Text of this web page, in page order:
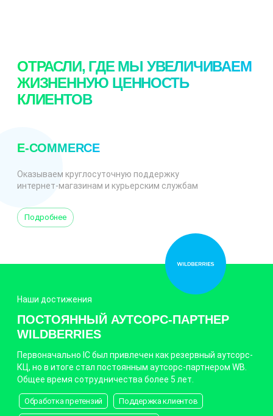
ОТРАСЛИ, ГДЕ МЫ УВЕЛИЧИВАЕМ
ЖИЗНЕННУЮ ЦЕННОСТЬ
КЛИЕНТОВ
E-COMMERCE
Оказываем круглосуточную поддержку
интернет-магазинам и курьерским службам
Подробнее
Наши достижения
ПОСТОЯННЫЙ АУТСОРС-ПАРТНЕР
WILDBERRIES
Первоначально IC был привлечен как резервный аутсорс-
КЦ, но в итоге стал постоянным аутсорс-партнером WB.
Общее время сотрудничества более 5 лет.
Обработка претензий Поддержка клиентов